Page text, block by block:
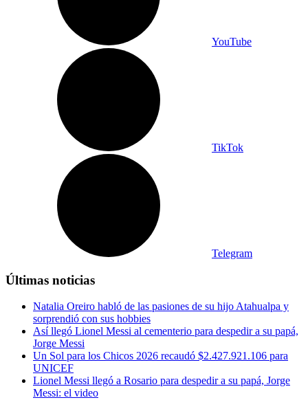
YouTube
TikTok
Telegram
Últimas noticias
Natalia Oreiro habló de las pasiones de su hijo Atahualpa y
sorprendió con sus hobbies
Así llegó Lionel Messi al cementerio para despedir a su papá,
Jorge Messi
Un Sol para los Chicos 2026 recaudó $2.427.921.106 para
UNICEF
Lionel Messi llegó a Rosario para despedir a su papá, Jorge
Messi: el video